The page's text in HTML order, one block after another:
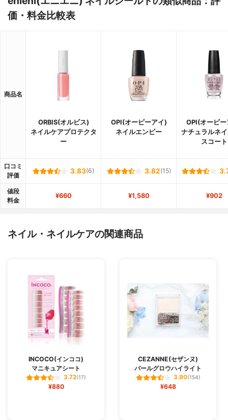
価・料金比較表
商品名
ORBIS(オルビス)
ネイルケアプロテクタ
ー
OPI(オーピーアイ)
ネイルエンビー
OPI(オーピー
ナチュラルネ
スコート
口コミ
評価
3.83(6) 3.82(15)
値段
料金
¥660 ¥1,580 ¥902
ネイル・ネイルケアの関連商品
INCOCO(インココ)
マニキュアシート
3.72(17)
¥880
CEZANNE(セザンヌ)
パールグロウハイライト
3.90(154)
¥648